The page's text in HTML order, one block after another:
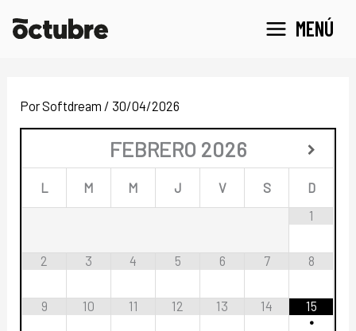
MENÚ
PorSoftdream / 30/04/2026
FEBRERO 2026
L M M J V S
D
1
2 3 4 5 6 7 8
9 10 11 12 13 14
15
•